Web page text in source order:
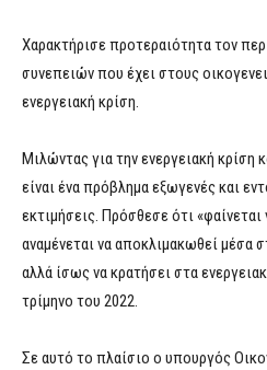
Χαρακτήρισε προτεραιότητα τον
συνεπειών που έχει στους
ενεργειακή κρίση.
Μιλώντας για την ενεργειακή κρίση
είναι ένα πρόβλημα εξωγενές και
εκτιμήσεις. Πρόσθεσε ότι «φαίνεται
αναμένεται να αποκλιμακωθεί μέσα
αλλά ίσως να κρατήσει στα
τρίμηνο του 2022.
Σε αυτό το πλαίσιο ο υπουργός